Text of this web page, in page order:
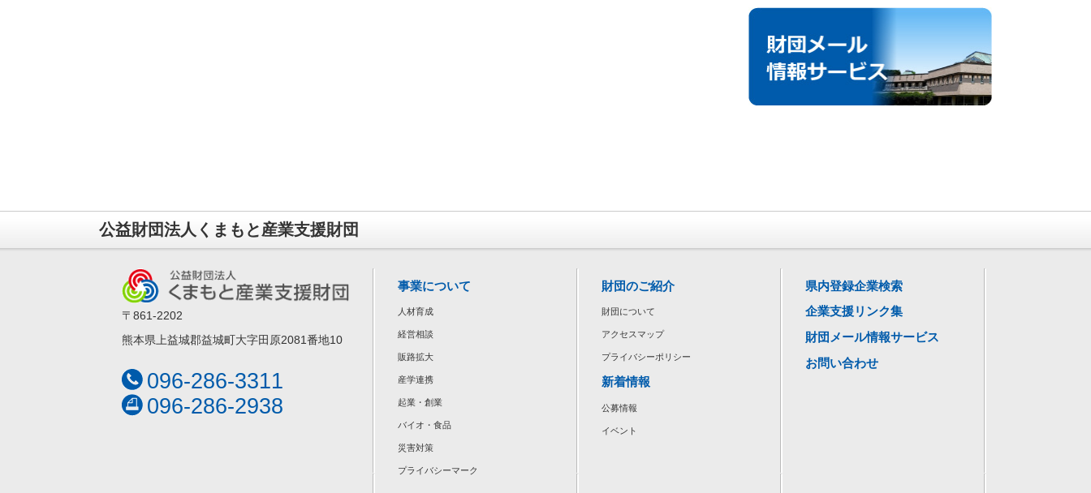
公益財団法人くまもと産業支援財団
〒861-2202
熊本県上益城郡益城町大字田原2081番地10
096-286-3311
096-286-2938
事業について
人材育成
経営相談
販路拡大
産学連携
起業・創業
バイオ・食品
災害対策
プライバシーマーク
財団のご紹介
財団について
アクセスマップ
プライバシーポリシー
新着情報
公募情報
イベント
県内登録企業検索
企業支援リンク集
財団メール情報サービス
お問い合わせ